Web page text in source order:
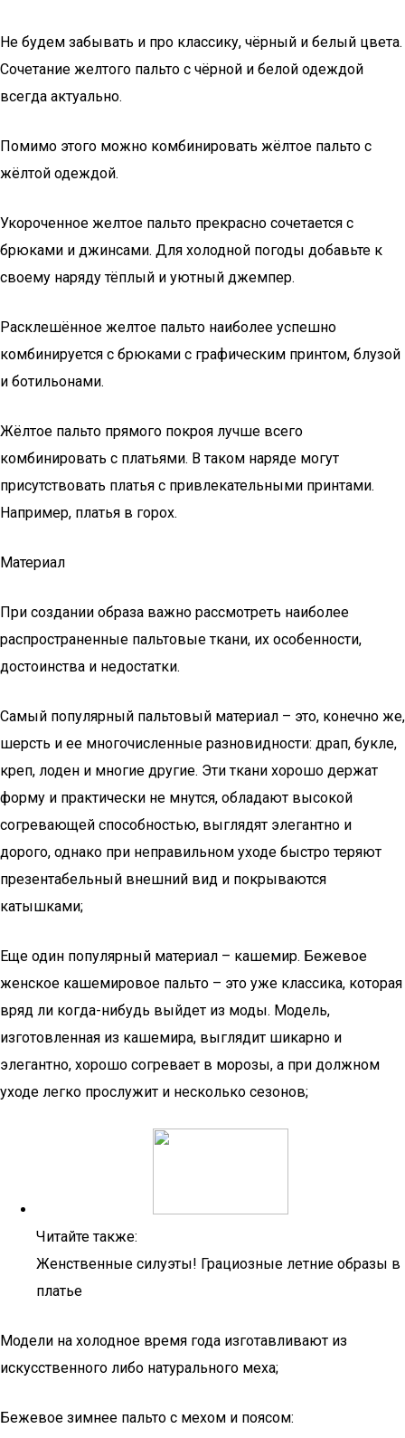
Не будем забывать и про классику, чёрный и белый цвета.
Сочетание желтого пальто с чёрной и белой одеждой
всегда актуально.
Помимо этого можно комбинировать жёлтое пальто с
жёлтой одеждой.
Укороченное желтое пальто прекрасно сочетается с
брюками и джинсами. Для холодной погоды добавьте к
своему наряду тёплый и уютный джемпер.
Расклешённое желтое пальто наиболее успешно
комбинируется с брюками с графическим принтом, блузой
и ботильонами.
Жёлтое пальто прямого покроя лучше всего
комбинировать с платьями. В таком наряде могут
присутствовать платья с привлекательными принтами.
Например, платья в горох.
Материал
При создании образа важно рассмотреть наиболее
распространенные пальтовые ткани, их особенности,
достоинства и недостатки.
Самый популярный пальтовый материал – это, конечно же,
шерсть и ее многочисленные разновидности: драп, букле,
креп, лоден и многие другие. Эти ткани хорошо держат
форму и практически не мнутся, обладают высокой
согревающей способностью, выглядят элегантно и
дорого, однако при неправильном уходе быстро теряют
презентабельный внешний вид и покрываются
катышками;
Еще один популярный материал – кашемир. Бежевое
женское кашемировое пальто – это уже классика, которая
вряд ли когда-нибудь выйдет из моды. Модель,
изготовленная из кашемира, выглядит шикарно и
элегантно, хорошо согревает в морозы, а при должном
уходе легко прослужит и несколько сезонов;
Читайте также:
Женственные силуэты! Грациозные летние образы в
платье
Модели на холодное время года изготавливают из
искусственного либо натурального меха;
Бежевое зимнее пальто с мехом и поясом: